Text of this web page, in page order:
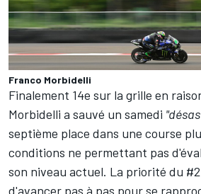
Franco Morbidelli
Finalement 14e sur la grille en
Morbidelli a sauvé un samedi
septième place dans une course
conditions ne permettant pas
son niveau actuel. La priorité du
d'avancer pas à pas pour se